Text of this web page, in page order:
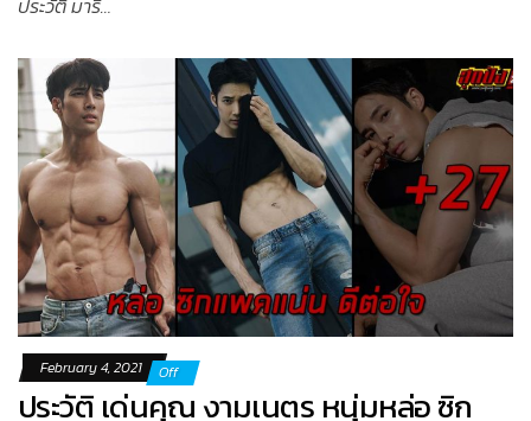
ประวัติ มารี…
February 4, 2021 Off
ประวัติ เด่นคุณ งามเนตร หนุ่มหล่อ ซิก